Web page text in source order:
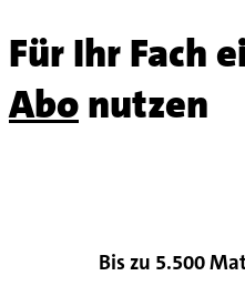
Für Ihr Fach
Abonutzen
Bis zu 5.500